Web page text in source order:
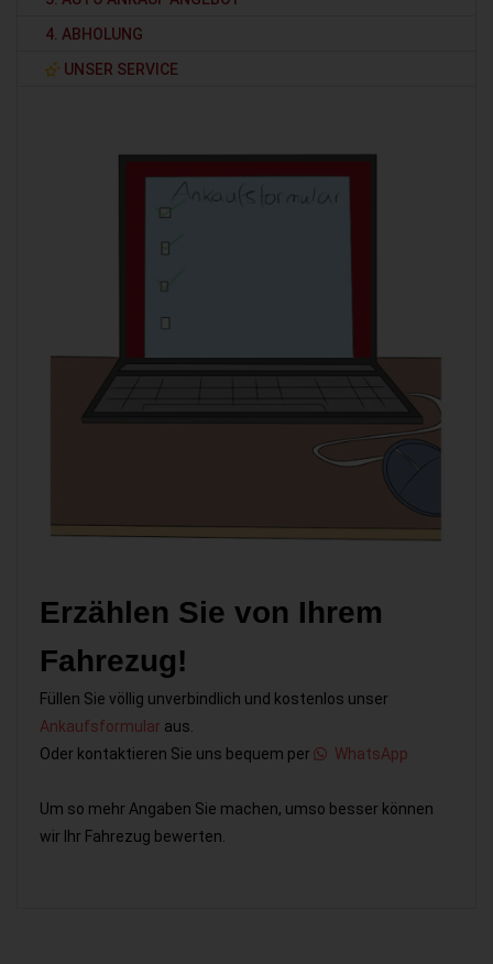
4. ABHOLUNG
UNSER SERVICE
Erzählen Sie von Ihrem
Fahrezug!
Füllen Sie völlig unverbindlich und kostenlos unser
Ankaufsformular aus.
Oder kontaktieren Sie uns bequem per
WhatsApp
Um so mehr Angaben Sie machen, umso besser können
wir Ihr Fahrezug bewerten.